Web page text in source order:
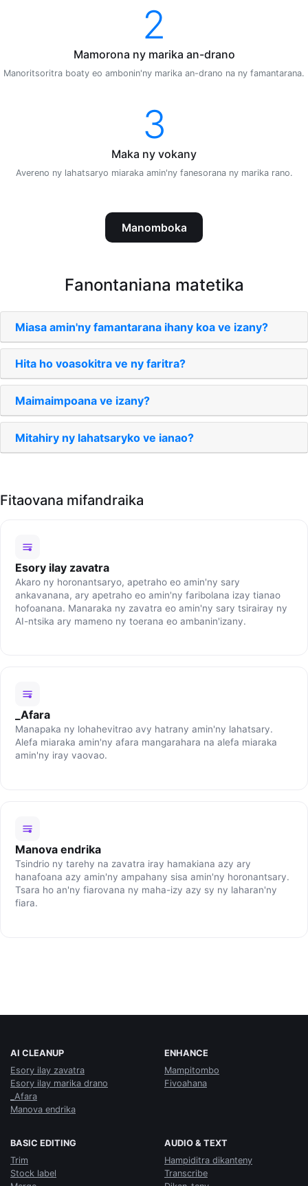
2
Mamorona ny marika an-drano
Manoritsoritra boaty eo ambonin'ny marika an-drano na ny famantarana.
3
Maka ny vokany
Avereno ny lahatsaryo miaraka amin'ny fanesorana ny marika rano.
Manomboka
Fanontaniana matetika
Miasa amin'ny famantarana ihany koa ve izany?
Hita ho voasokitra ve ny faritra?
Maimaimpoana ve izany?
Mitahiry ny lahatsaryko ve ianao?
Fitaovana mifandraika
Esory ilay zavatra
Akaro ny horonantsaryo, apetraho eo amin'ny sary
ankavanana, ary apetraho eo amin'ny faribolana izay tianao
hofoanana. Manaraka ny zavatra eo amin'ny sary tsirairay ny
AI-ntsika ary mameno ny toerana eo ambanin'izany.
_Afara
Manapaka ny lohahevitrao avy hatrany amin'ny lahatsary.
Alefa miaraka amin'ny afara mangarahara na alefa miaraka
amin'ny iray vaovao.
Manova endrika
Tsindrio ny tarehy na zavatra iray hamakiana azy ary
hanafoana azy amin'ny ampahany sisa amin'ny horonantsary.
Tsara ho an'ny fiarovana ny maha-izy azy sy ny laharan'ny
fiara.
AI CLEANUP
Esory ilay zavatra
Esory ilay marika drano
_Afara
Manova endrika
ENHANCE
Mampitombo
Fivoahana
BASIC EDITING
Trim
Stock label
AUDIO & TEXT
Hampiditra dikanteny
Transcribe